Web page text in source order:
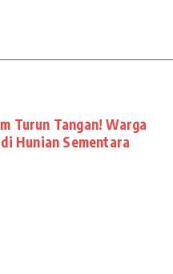
Turun Tangan! Warga
Hunian Sementara